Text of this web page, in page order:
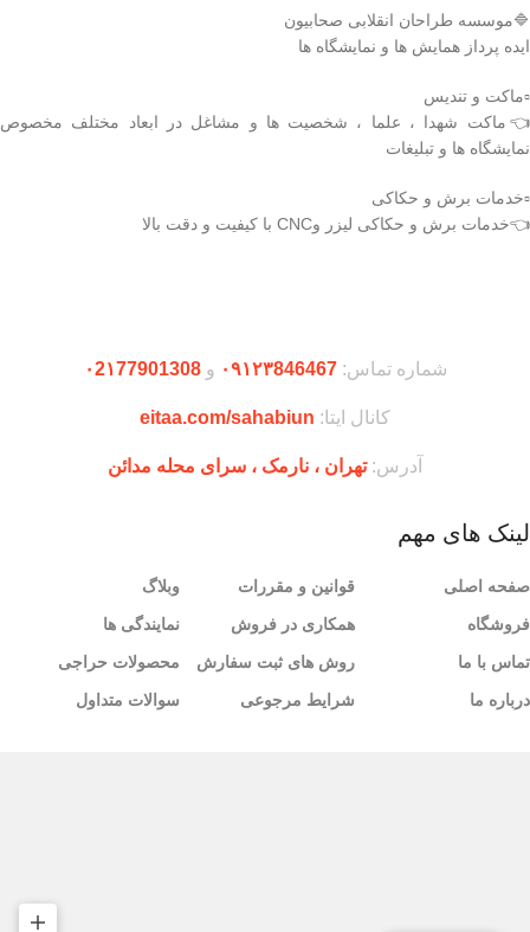
🔷موسسه طراحان انقلابی صحابیون
ایده پرداز همایش ها و نمایشگاه ها
▫️ماکت و تندیس
👈ماکت شهدا ، علما ، شخصیت ها و مشاغل در ابعاد مختلف مخصوص
نمایشگاه ها و تبلیغات
▫️خدمات برش و حکاکی
👈خدمات برش و حکاکی لیزر وCNC با کیفیت و دقت بالا
شماره تماس:۰۹۱۲۳846467 و۰2۱77901308
کانال ایتا: eitaa.com/sahabiun
آدرس:تهران ،‌ نارمک ، سرای محله مدائن
لینک های مهم
صفحه اصلی
فروشگاه
تماس با ما
درباره ما
قوانین و مقررات
همکاری در فروش
روش های ثبت سفارش
شرایط مرجوعی
وبلاگ
نمایندگی ها
محصولات حراجی
سوالات متداول